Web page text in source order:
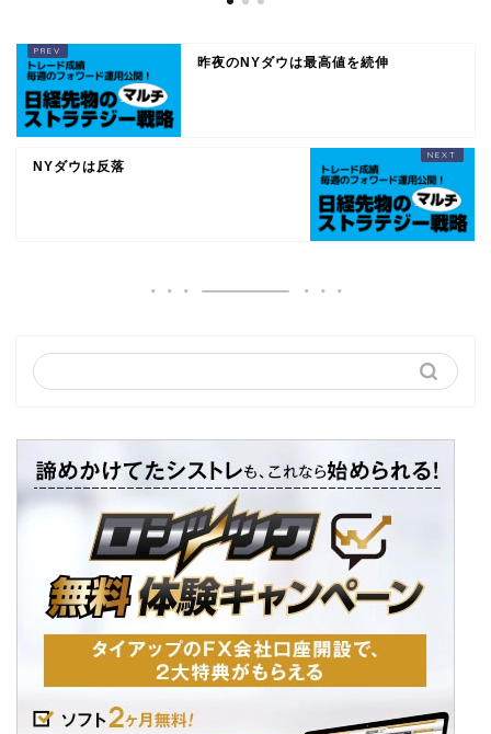
昨夜のNYダウは最高値を続伸
NYダウは反落